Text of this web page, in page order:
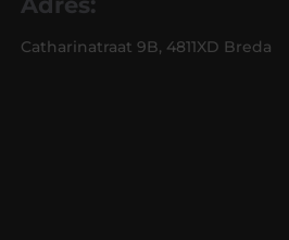
Catharinatraat 9B, 4811XD Breda